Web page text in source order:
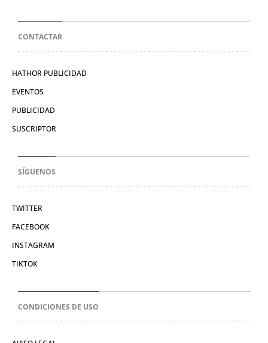
CONTACTAR
HATHOR PUBLICIDAD
EVENTOS
PUBLICIDAD
SUSCRIPTOR
SÍGUENOS
TWITTER
FACEBOOK
INSTAGRAM
TIKTOK
CONDICIONES DE USO